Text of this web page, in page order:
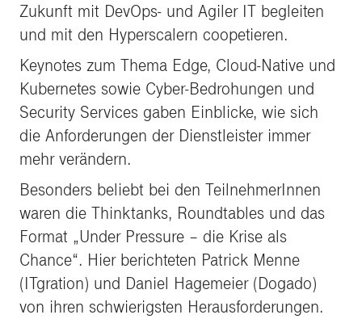
Zukunft mit DevOps- und Agiler IT begleiten
und mit den Hyperscalern coopetieren.
Keynotes zum Thema Edge, Cloud-Native und
Kubernetes sowie Cyber-Bedrohungen und
Security Services gaben Einblicke, wie sich
die Anforderungen der Dienstleister immer
mehr verändern.
Besonders beliebt bei den TeilnehmerInnen
waren die Thinktanks, Roundtables und das
Format „Under Pressure – die Krise als
Chance“. Hier berichteten Patrick Menne
(ITgration) und Daniel Hagemeier (Dogado)
von ihren schwierigsten Herausforderungen.